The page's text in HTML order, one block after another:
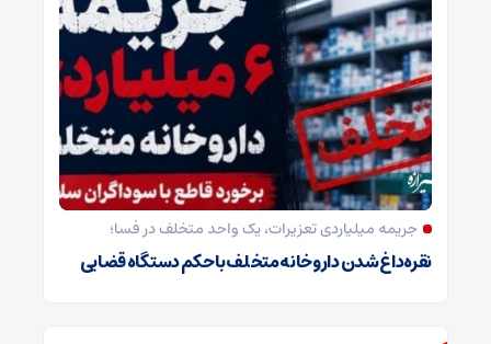
جریمه میلیاردی تعزیرات، یک واحد متخلف در فسا؛
نقره‌داغ شدن داروخانه متخلف با حکم دستگاه قضایی